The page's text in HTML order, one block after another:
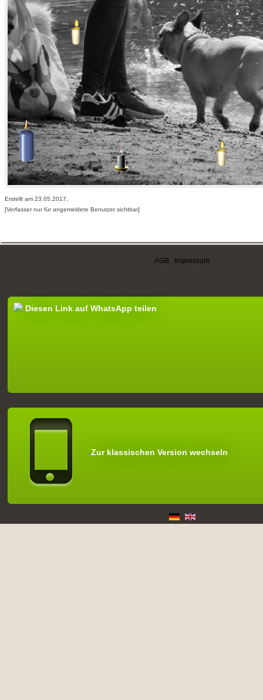
Erstellt am 23.05.2017,
[Verfasser nur für angemeldete Benutzer sichtbar]
AGB Impressum
Diesen Link auf WhatsApp teilen
Zur klassischen Version wechseln